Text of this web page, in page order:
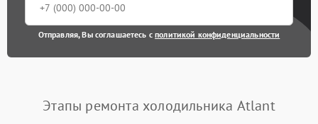
Отправляя, Вы соглашаетесь сполитикой конфиденциальности
Этапы ремонта холодильника Atlant